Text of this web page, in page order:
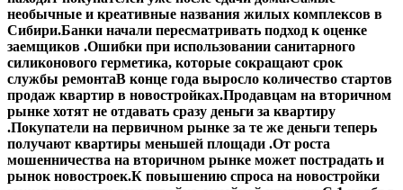
необычные и креативные названия жилых комплексов в
Сибири.Банки начали пересматривать подход к оценке
заемщиков .Ошибки при использовании санитарного
силиконового герметика, которые сокращают срок
службы ремонтаВ конце года выросло количество стартов
продаж квартир в новостройках.Продавцам на вторичном
рынке хотят не отдавать сразу деньги за квартиру
.Покупатели на первичном рынке за те же деньги теперь
получают квартиры меньшей площади .От роста
мошенничества на вторичном рынке может пострадать и
рынок новостроек.К повышению спроса на новостройки